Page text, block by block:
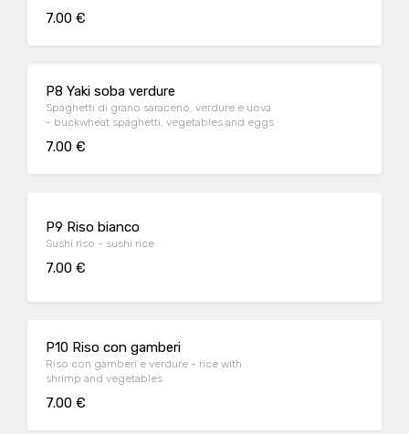
7.00 €
P8 Yaki soba verdure
Spaghetti di grano saraceno, verdure e uova
- buckwheat spaghetti, vegetables and eggs
7.00 €
P9 Riso bianco
Sushi riso - sushi rice
7.00 €
P10 Riso con gamberi
Riso con gamberi e verdure - rice with
shrimp and vegetables
7.00 €